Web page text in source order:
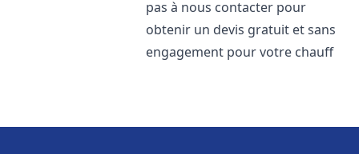
pas à nous contacter pour
obtenir un devis gratuit et sans
engagement pour votre chauff